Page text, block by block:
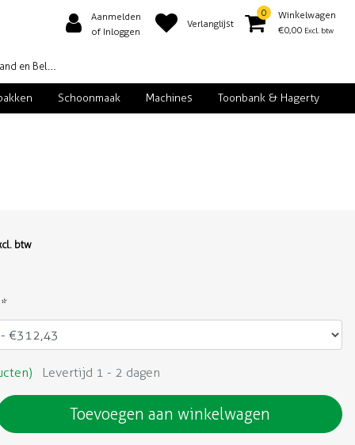
Aanmelden
of Inloggen
Verlanglijst
0
Winkelwagen
€0,00 Excl. btw
en België
Schoonmaak Machines Toonbank & Hagerty
btw
*
Levertijd 1 - 2 dagen
Toevoegen aan winkelwagen